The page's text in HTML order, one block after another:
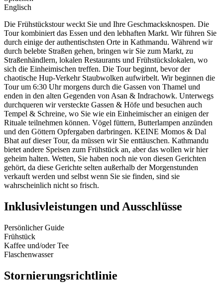
Englisch
Die Frühstückstour weckt Sie und Ihre Geschmacksknospen. Die
Tour kombiniert das Essen und den lebhaften Markt. Wir führen Sie
durch einige der authentischsten Orte in Kathmandu. Während wir
durch belebte Straßen gehen, bringen wir Sie zum Markt, zu
Straßenhändlern, lokalen Restaurants und Frühstückslokalen, wo
sich die Einheimischen treffen. Die Tour beginnt, bevor der
chaotische Hup-Verkehr Staubwolken aufwirbelt. Wir beginnen die
Tour um 6:30 Uhr morgens durch die Gassen von Thamel und
enden in den alten Gegenden von Asan & Indrachowk. Unterwegs
durchqueren wir versteckte Gassen & Höfe und besuchen auch
Tempel & Schreine, wo Sie wie ein Einheimischer an einigen der
Rituale teilnehmen können. Vögel füttern, Butterlampen anzünden
und den Göttern Opfergaben darbringen. KEINE Momos & Dal
Bhat auf dieser Tour, da müssen wir Sie enttäuschen. Kathmandu
bietet andere Speisen zum Frühstück an, aber das wollen wir hier
geheim halten. Wetten, Sie haben noch nie von diesen Gerichten
gehört, da diese Gerichte selten außerhalb der Morgenstunden
verkauft werden und selbst wenn Sie sie finden, sind sie
wahrscheinlich nicht so frisch.
Inklusivleistungen und Ausschlüsse
Persönlicher Guide
Frühstück
Kaffee und/oder Tee
Flaschenwasser
Stornierungsrichtlinie